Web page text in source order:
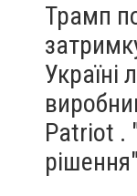
Трамп
Україні
Patriot .
рішення"